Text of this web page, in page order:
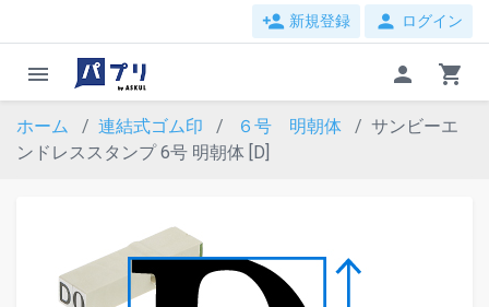
person_add 新規登録 person ログイン
menu person shopping_cart
ホーム 連結式ゴム印 ６号 明朝体
サンビーエ
ンドレススタンプ 6号 明朝体 [D]